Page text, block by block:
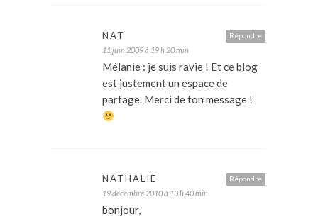
Répondre
NAT
11 juin 2009 à 19 h 20 min
Mélanie : je suis ravie ! Et ce blog
est justement un espace de
partage. Merci de ton message !
Répondre
NATHALIE
19 décembre 2010 à 13 h 40 min
bonjour,